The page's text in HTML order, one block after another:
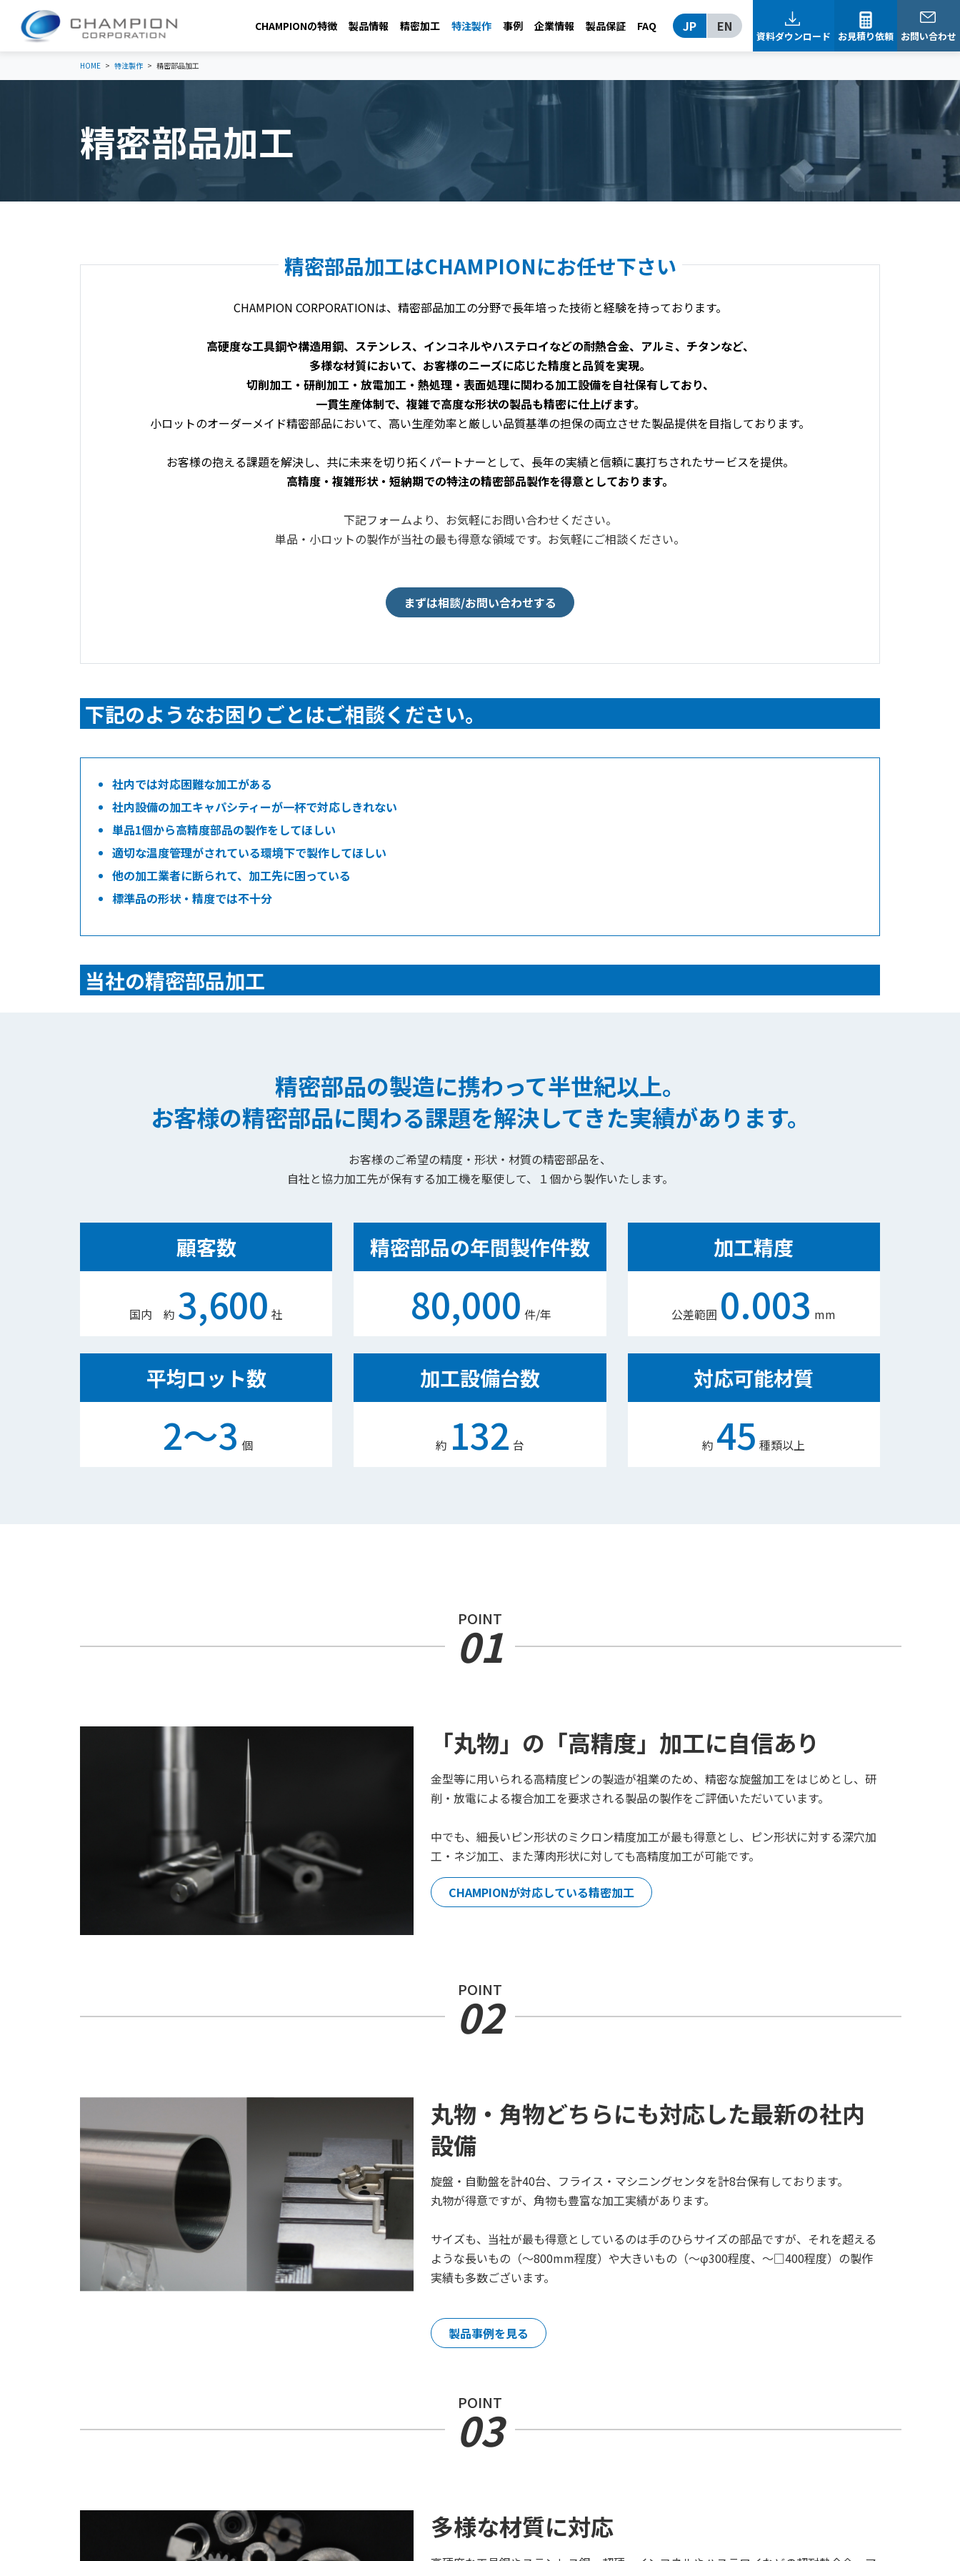
CHAMPIONの特徴 製品情報 精密加工 特注製作 事例 企業情報 製品保証 FAQ JP EN
資料ダウンロード お見積り依頼 お問い合わせ
HOME 特注製作 精密部品加工
精密部品加工
精密部品加工はCHAMPIONにお任せ下さい
CHAMPION CORPORATIONは、精密部品加工の分野で長年培った技術と経験を持っております。
高硬度な工具鋼や構造用鋼、ステンレス、インコネルやハステロイなどの耐熱合金、アルミ、チタンなど、
多様な材質において、お客様のニーズに応じた精度と品質を実現。
切削加工・研削加工・放電加工・熱処理・表面処理に関わる加工設備を自社保有しており、
一貫生産体制で、複雑で高度な形状の製品も精密に仕上げます。
小ロットのオーダーメイド精密部品において、高い生産効率と厳しい品質基準の担保の両立させた製品提供を目指しております。
お客様の抱える課題を解決し、共に未来を切り拓くパートナーとして、長年の実績と信頼に裏打ちされたサービスを提供。
高精度・複雑形状・短納期での特注の精密部品製作を得意としております。
下記フォームより、お気軽にお問い合わせください。
単品・小ロットの製作が当社の最も得意な領域です。お気軽にご相談ください。
まずは相談/お問い合わせする
下記のようなお困りごとはご相談ください。
社内では対応困難な加工がある
社内設備の加工キャパシティーが一杯で対応しきれない
単品1個から高精度部品の製作をしてほしい
適切な温度管理がされている環境下で製作してほしい
他の加工業者に断られて、加工先に困っている
標準品の形状・精度では不十分
当社の精密部品加工
精密部品の製造に携わって半世紀以上。
お客様の精密部品に関わる課題を解決してきた実績があります。
お客様のご希望の精度・形状・材質の精密部品を、
自社と協力加工先が保有する加工機を駆使して、１個から製作いたします。
顧客数
国内 約 3,600 社
精密部品の年間製作件数
80,000 件/年
加工精度
公差範囲 0.003 mm
平均ロット数
2～3 個
加工設備台数
約 132 台
対応可能材質
約 45 種類以上
POINT
01
「丸物」の「高精度」加工に自信あり
金型等に用いられる高精度ピンの製造が祖業のため、精密な旋盤加工をはじめとし、研
削・放電による複合加工を要求される製品の製作をご評価いただいています。
中でも、細長いピン形状のミクロン精度加工が最も得意とし、ピン形状に対する深穴加
工・ネジ加工、また薄肉形状に対しても高精度加工が可能です。
CHAMPIONが対応している精密加工
POINT
02
丸物・角物どちらにも対応した最新の社内
設備
旋盤・自動盤を計40台、フライス・マシニングセンタを計8台保有しております。
丸物が得意ですが、角物も豊富な加工実績があります。
サイズも、当社が最も得意としているのは手のひらサイズの部品ですが、それを超える
ような長いもの（～800mm程度）や大きいもの（～φ300程度、～□400程度）の製作
実績も多数ございます。
製品事例を見る
POINT
03
多様な材質に対応